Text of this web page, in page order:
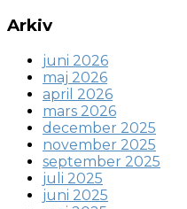
Arkiv
juni 2026
maj 2026
april 2026
mars 2026
december 2025
november 2025
september 2025
juli 2025
juni 2025